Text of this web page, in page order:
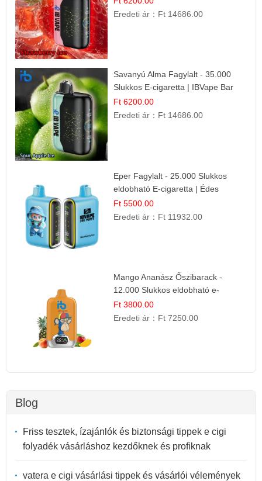
Eredeti ár： Ft 14686.00
Savanyú Alma Fagylalt - 35.000
Slukkos E-cigaretta | IBVape Bar
Ft 6200.00
Eredeti ár： Ft 14686.00
Eper Fagylalt - 25.000 Slukkos
eldobható E-cigaretta | Édes
Desszert Íz
Ft 5500.00
Eredeti ár： Ft 11932.00
Mango Ananász Őszibarack -
12.000 Slukkos eldobható e-
Cigaretta
Ft 3800.00
Eredeti ár： Ft 7250.00
Blog
Friss tesztek, ízajánlók és biztonsági tippek e cigi
folyadék vásárláshoz kezdőknek és profiknak
vatera e cigi vásárlási tippek és vásárlói vélemények